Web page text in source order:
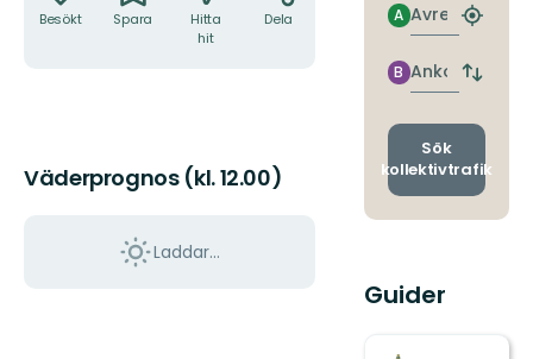
Besökt Spara
Hitta
hit
Dela
Väderprognos (kl. 12.00)
Laddar...
Avresa
A
Hitta
Ankomst
B
Byt
och
Sök
kollektivtrafik
Guider